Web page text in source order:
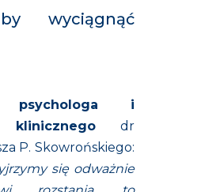
wyciągnąć
psychologa i
klinicznego dr
P. Skowrońskiego:
się odważnie